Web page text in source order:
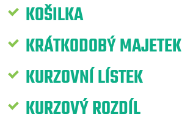
KOŠILKA
KRÁTKODOBÝ MAJETEK
KURZOVNÍ LÍSTEK
KURZOVÝ ROZDÍL